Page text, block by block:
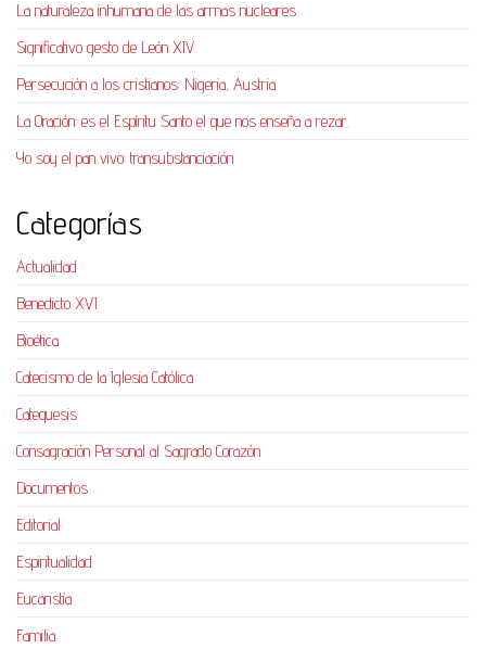
La naturaleza inhumana de las armas nucleares
Significativo gesto de León XIV
Persecución a los cristianos: Nigeria, Austria
La Oración: es el Espíritu Santo el que nos enseña a rezar.
Yo soy el pan vivo: transubstanciación
Categorías
Actualidad
Benedicto XVI
Bioética
Catecismo de la Iglesia Católica
Catequesis
Consagración Personal al Sagrado Corazón
Documentos
Editorial
Espiritualidad
Eucaristía
Familia